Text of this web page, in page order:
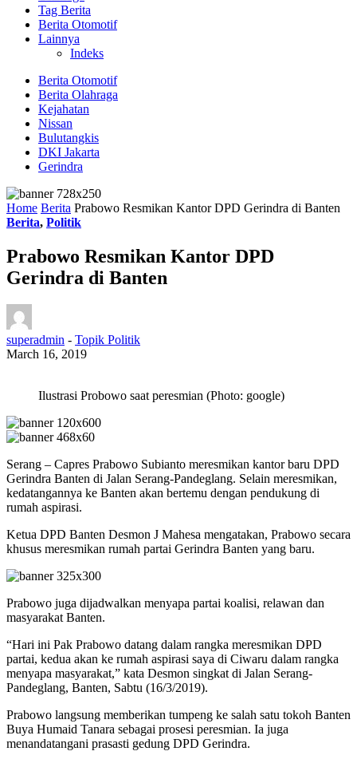
Tag Berita
Berita Otomotif
Lainnya
Indeks
Berita Otomotif
Berita Olahraga
Kejahatan
Nissan
Bulutangkis
DKI Jakarta
Gerindra
Home Berita Prabowo Resmikan Kantor DPD Gerindra di Banten
Berita, Politik
Prabowo Resmikan Kantor DPD
Gerindra di Banten
superadmin - Topik Politik
March 16, 2019
Ilustrasi Probowo saat peresmian (Photo: google)
Serang – Capres Prabowo Subianto meresmikan kantor baru DPD
Gerindra Banten di Jalan Serang-Pandeglang. Selain meresmikan,
kedatangannya ke Banten akan bertemu dengan pendukung di
rumah aspirasi.
Ketua DPD Banten Desmon J Mahesa mengatakan, Prabowo secara
khusus meresmikan rumah partai Gerindra Banten yang baru.
Prabowo juga dijadwalkan menyapa partai koalisi, relawan dan
masyarakat Banten.
“Hari ini Pak Prabowo datang dalam rangka meresmikan DPD
partai, kedua akan ke rumah aspirasi saya di Ciwaru dalam rangka
menyapa masyarakat,” kata Desmon singkat di Jalan Serang-
Pandeglang, Banten, Sabtu (16/3/2019).
Prabowo langsung memberikan tumpeng ke salah satu tokoh Banten
Buya Humaid Tanara sebagai prosesi peresmian. Ia juga
menandatangani prasasti gedung DPD Gerindra.